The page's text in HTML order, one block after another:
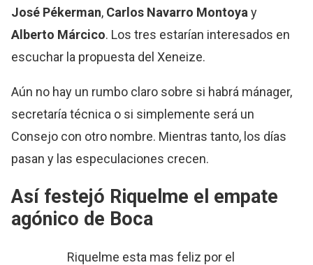
José Pékerman, Carlos Navarro Montoyay
Alberto Márcico. Los tres estarían interesados en
escuchar la propuesta del Xeneize.
Aún no hay un rumbo claro sobre si habrá mánager,
secretaría técnica o si simplemente será un
Consejo con otro nombre. Mientras tanto, los días
pasan y las especulaciones crecen.
Así festejó Riquelme el empate
agónico de Boca
Riquelme esta mas feliz por el